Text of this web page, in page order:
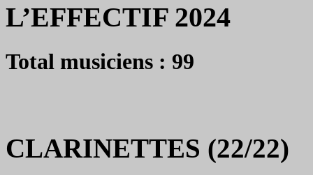
L’EFFECTIF 2024
Total musiciens : 99
CLARINETTES (22/22)